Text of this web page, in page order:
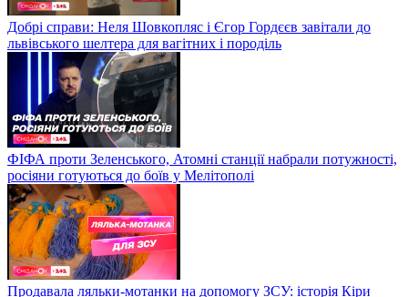
Добрі справи: Неля Шовкопляс і Єгор Гордєєв завітали до
львівського шелтера для вагітних і породіль
ФІФА проти Зеленського, Атомні станції набрали потужності,
росіяни готуються до боїв у Мелітополі
Продавала ляльки-мотанки на допомогу ЗСУ: історія Кіри